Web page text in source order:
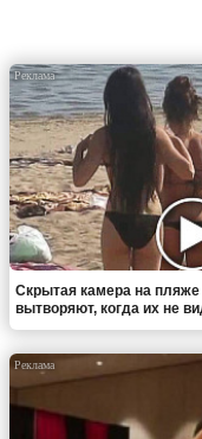
Скрытая камера на
вытворяют, когда их не